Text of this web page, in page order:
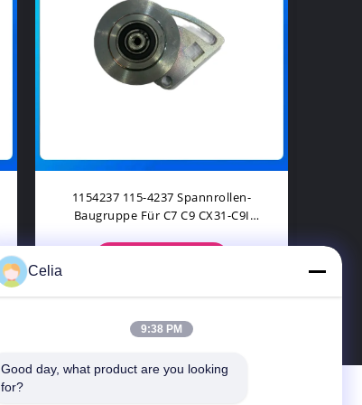
Wasserpumpe 352-2139 Für C7
3126B Motor Bagger Ersatzteile
Celia
9:38 PM
Good day, what product are you looking
for?